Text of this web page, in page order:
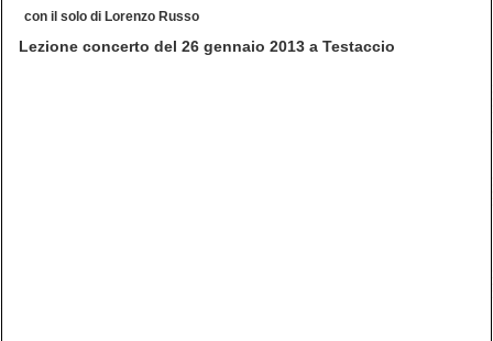
con il solo di Lorenzo Russo
Lezione concerto del 26 gennaio 2013 a Testaccio